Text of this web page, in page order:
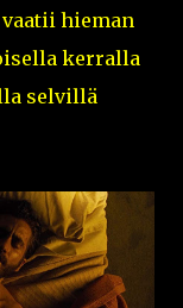
hieman
kerralla
selvillä